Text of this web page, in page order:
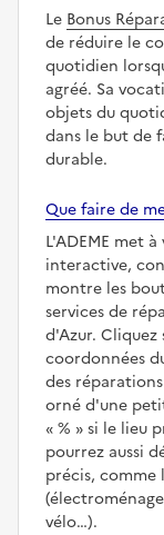
Le Bonus
de réduire le
quotidien
agréé. Sa
objets du
dans le but de
durable.
Que faire de
L'ADEME met
interactive,
montre les
services de
d'Azur.
coordonnées
des
orné d'une
%
si le lieu
pourrez aussi
précis, comme
vélo…).